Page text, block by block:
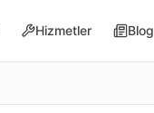
Hizmetler Blog